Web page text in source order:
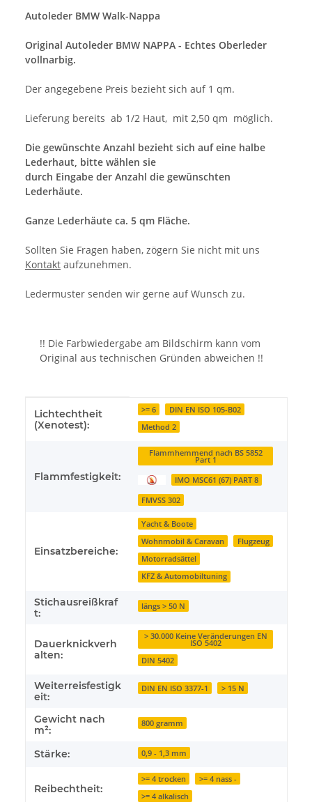
Autoleder BMW Walk-Nappa
Original Autoleder BMW NAPPA - Echtes Oberleder
vollnarbig.
Der angegebene Preis bezieht sich auf 1 qm.
Lieferung bereits ab 1/2 Haut, mit 2,50 qm möglich.
Die gewünschte Anzahl bezieht sich auf eine halbe
Lederhaut, bitte wählen sie
durch Eingabe der Anzahl die gewünschten
Lederhäute.
Ganze Lederhäute ca. 5 qm Fläche.
Sollten Sie Fragen haben, zögern Sie nicht mit uns
Kontakt aufzunehmen.
Ledermuster senden wir gerne auf Wunsch zu.
!! Die Farbwiedergabe am Bildschirm kann vom
Original aus technischen Gründen abweichen !!
Produkteigenschaft
Wert
Lichtechtheit
(Xenotest):
>= 6
DIN EN ISO 105-B02
Method 2
Flammfestigkeit:
Flammhemmend nach BS 5852
Part 1
IMO MSC61 (67) PART 8
FMVSS 302
Einsatzbereiche:
Yacht & Boote
Wohnmobil & Caravan
Flugzeug
Motorradsättel
KFZ & Automobiltuning
Stichausreißkraf
t:
längs > 50 N
Dauerknickverh
alten:
> 30.000 Keine Veränderungen EN
ISO 5402
DIN 5402
Weiterreisfestigk
eit:
DIN EN ISO 3377-1 > 15 N
Gewicht nach
m²:
800 gramm
Stärke: 0,9 - 1,3 mm
Reibechtheit:
>= 4 trocken
>= 4 nass -
>= 4 alkalisch